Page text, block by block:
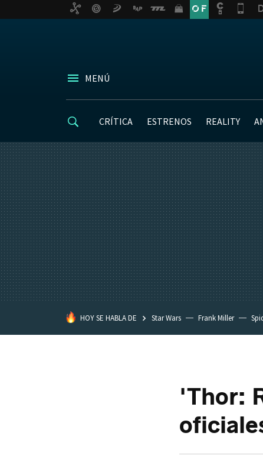
MENÚ
CRÍTICA ESTRENOS REALITY
HOY SE HABLA DE Star Wars Frank Miller
'Thor: